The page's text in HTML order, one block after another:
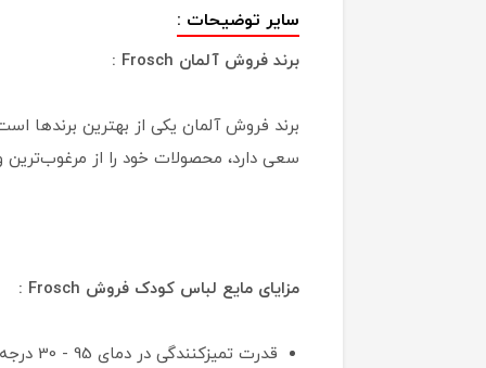
سایر توضیحات :
برند فروش آلمان Frosch :
برند فروش آلمان یکی از بهترین برندها
سعی دارد، محصولات خود را از مرغوب‌ترین
مزایای مایع لباس کودک فروش Frosch :
قدرت تمیزکنندگی در دمای 95 - 30 درجه سانتیگراد